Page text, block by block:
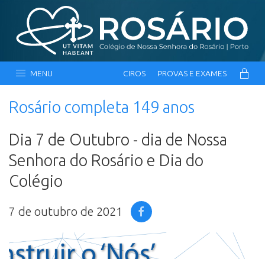
MENU CIROS PROVAS E EXAMES
Rosário completa 149 anos
Dia 7 de Outubro - dia de Nossa
Senhora do Rosário e Dia do
Colégio
7 de outubro de 2021